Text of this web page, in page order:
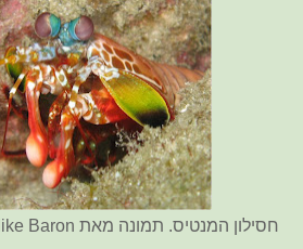
חסילון המנטיס. תמונה מאת Slike Baron תחת רישיון CC 2.0